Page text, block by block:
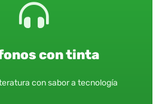
con tinta
con sabor a tecnología